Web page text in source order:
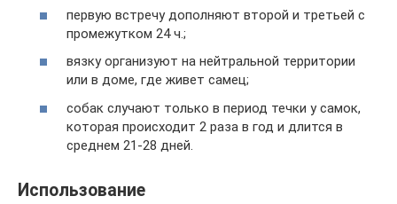
первую встречу дополняют второй и третьей с
промежутком 24 ч.;
вязку организуют на нейтральной территории
или в доме, где живет самец;
собак случают только в период течки у самок,
которая происходит 2 раза в год и длится в
среднем 21-28 дней.
Использование